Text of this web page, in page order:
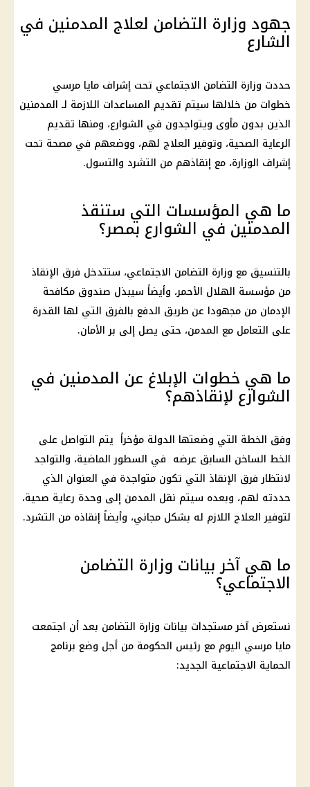
جهود وزارة التضامن لعلاج المدمنين في
الشارع
حددت وزارة التضامن الاجتماعي تحت إشراف مايا مرسي
خطوات من خلالها سيتم تقديم المساعدات اللازمة لـ المدمنين
الذين بدون مأوى ويتواجدون في الشوارع، ومنها تقديم
الرعاية الصحية، وتوفير العلاج لهم، ووضعهم في مصحة تحت
إشراف الوزارة، مع إنقاذهم من التشرد والتسول.
ما هي المؤسسات التي ستنقذ
المدمنين في الشوارع بمصر؟
بالتنسيق مع وزارة التضامن الاجتماعي، ستتدخل فرق الإنقاذ
من مؤسسة الهلال الأحمر، وأيضاً سيبذل صندوق مكافحة
الإدمان من مجهودا عن طريق الدفع بالفرق التي لها القدرة
على التعامل مع المدمن، حتى يصل إلى بر الأمان.
ما هي خطوات الإبلاغ عن المدمنين في
الشوارع لإنقاذهم؟
وفق الخطة التي وضعتها الدولة مؤخراً يتم التواصل على
الخط الساخن السابق عرضه في السطور الماضية، والتواجد
لانتظار فرق الإنقاذ التي تكون متواجدة في العنوان الذي
حددته لهم، وبعده سيتم نقل المدمن إلى وحدة رعاية صحية،
لتوفير العلاج اللازم له بشكل مجاني، وأيضاً إنقاذه من التشرد.
ما هي آخر بيانات وزارة التضامن
الاجتماعي؟
نستعرض آخر مستجدات بيانات وزارة التضامن بعد أن اجتمعت
مايا مرسي اليوم مع رئيس الحكومة من أجل وضع برنامج
الحماية الاجتماعية الجديد: